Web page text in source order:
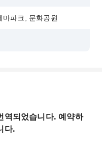
마파크, 문화공원
역되었습니다. 예약하
다.